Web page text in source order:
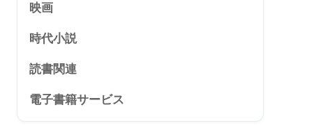
映画
時代小説
読書関連
電子書籍サービス